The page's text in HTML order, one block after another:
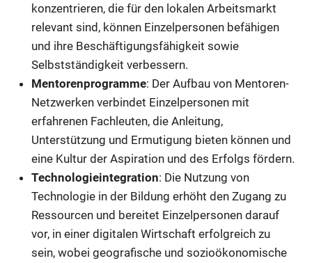
konzentrieren, die für den lokalen Arbeitsmarkt
relevant sind, können Einzelpersonen befähigen
und ihre Beschäftigungsfähigkeit sowie
Selbstständigkeit verbessern.
Mentorenprogramme: Der Aufbau von Mentoren-
Netzwerken verbindet Einzelpersonen mit
erfahrenen Fachleuten, die Anleitung,
Unterstützung und Ermutigung bieten können und
eine Kultur der Aspiration und des Erfolgs fördern.
Technologieintegration: Die Nutzung von
Technologie in der Bildung erhöht den Zugang zu
Ressourcen und bereitet Einzelpersonen darauf
vor, in einer digitalen Wirtschaft erfolgreich zu
sein, wobei geografische und sozioökonomische